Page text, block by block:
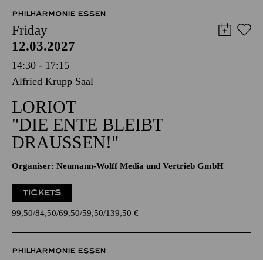
PHILHARMONIE ESSEN
Friday
12.03.2027
14:30 - 17:15
Alfried Krupp Saal
LORIOT
"DIE ENTE BLEIBT
DRAUSSEN!"
Organiser: Neumann-Wolff Media und Vertrieb GmbH
TICKETS
99,50 84,50 69,50 59,50 139,50 €
PHILHARMONIE ESSEN